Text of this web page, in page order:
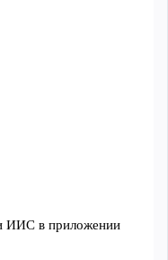
ИИС в приложении